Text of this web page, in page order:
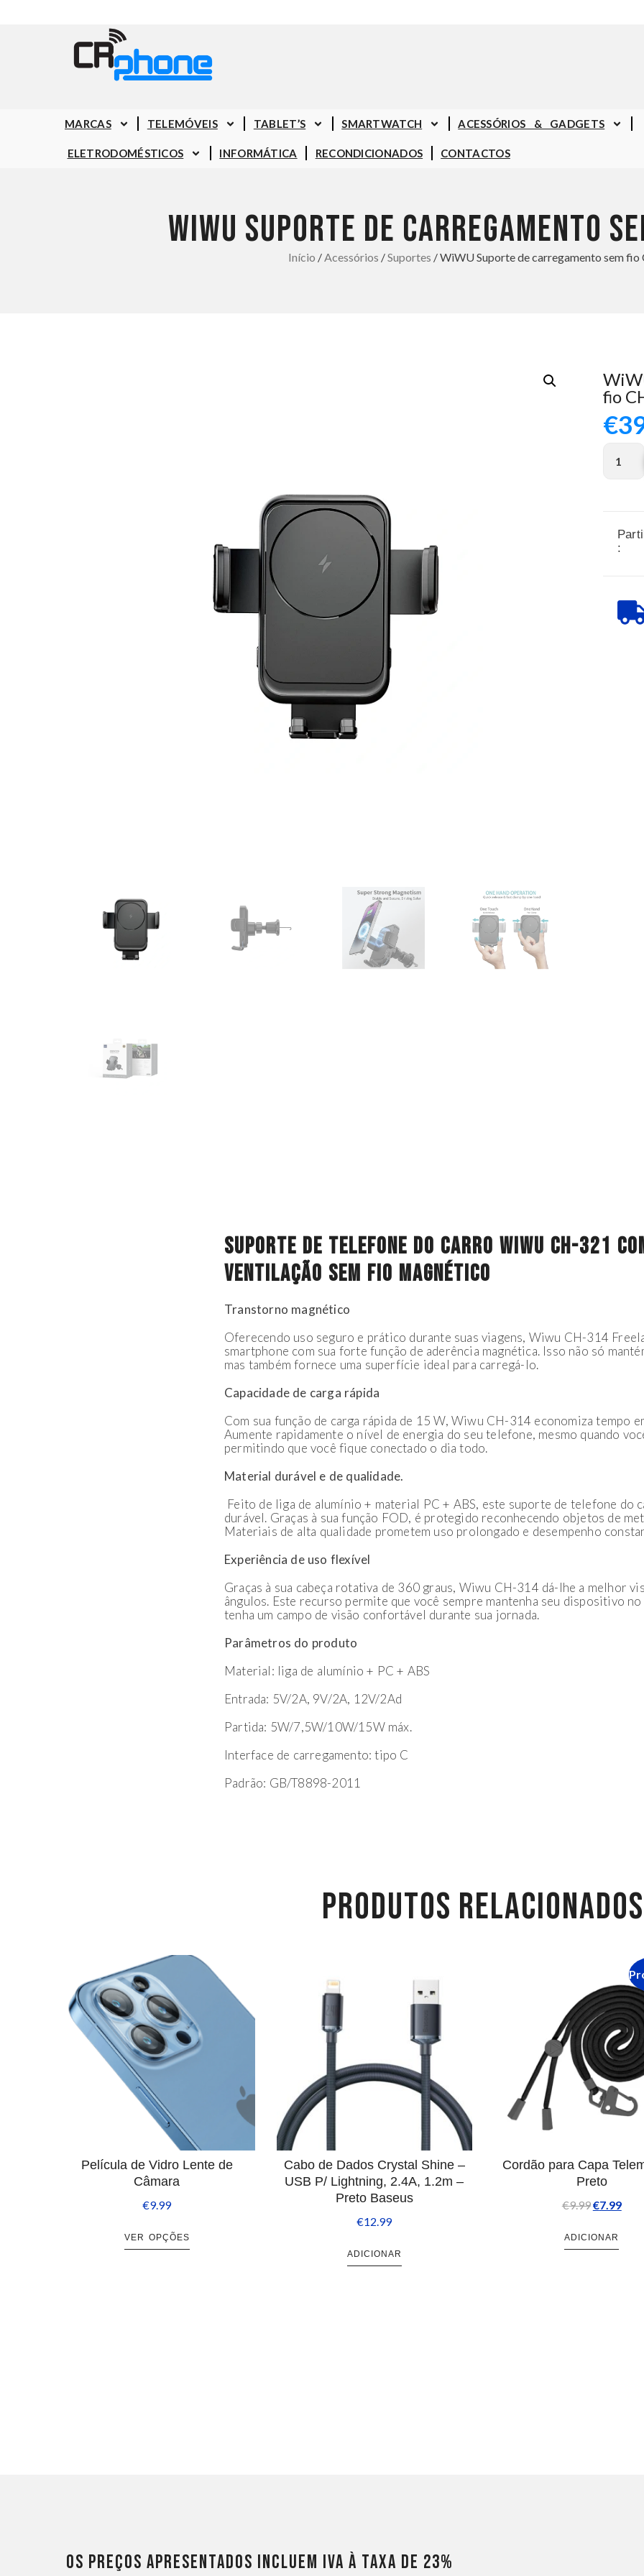
MARCAS TELEMÓVEIS TABLET’S SMARTWATCH ACESSÓRIOS & GADGETS
ELETRODOMÉSTICOS INFORMÁTICA RECONDICIONADOS CONTACTOS
WIWU SUPORTE DE CARREGAMENTO
Início / Acessórios /Suportes / WiWU Suporte de carregamento sem fio
fio
€
:
Suporte de telefone do carro Wiwu CH-321
ventilação sem fio magnético
Transtorno magnético
Oferecendo uso seguro e prático durante suas viagens, Wiwu CH-314
smartphone com sua forte função de aderência magnética. Isso não só
mas também fornece uma superfície ideal para carregá-lo.
Capacidade de carga rápida
Com sua função de carga rápida de 15 W, Wiwu CH-314 economiza tempo
Aumente rapidamente o nível de energia do seu telefone, mesmo quando
permitindo que você fique conectado o dia todo.
Material durável e de qualidade.
Feito de liga de alumínio + material PC + ABS, este suporte de telefone do
durável. Graças à sua função FOD, é protegido reconhecendo objetos de
Materiais de alta qualidade prometem uso prolongado e desempenho
Experiência de uso flexível
Graças à sua cabeça rotativa de 360 graus, Wiwu CH-314 dá-lhe a melhor
ângulos. Este recurso permite que você sempre mantenha seu dispositivo
tenha um campo de visão confortável durante sua jornada.
Parâmetros do produto
Material: liga de alumínio + PC + ABS
Entrada: 5V/2A, 9V/2A, 12V/2Ad
Partida: 5W/7,5W/10W/15W máx.
Interface de carregamento: tipo C
Padrão: GB/T8898-2011
PRODUTOS RELACIONADOS
Película de Vidro Lente de
Câmara
€9.99
VER OPÇÕES
Cabo de Dados Crystal Shine –
USB P/ Lightning, 2.4A, 1.2m –
Preto Baseus
€12.99
ADICIONAR
Cordão para Capa
Preto
€9.99€7.99
ADICIONAR
Os preços apresentados incluem IVA à taxa de 23%